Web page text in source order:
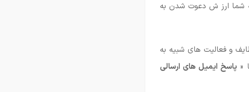
که شما ارز ش دعوت شدن به
و فعالیت های شبیه به
« پاسخ ایمیل های ارسالی